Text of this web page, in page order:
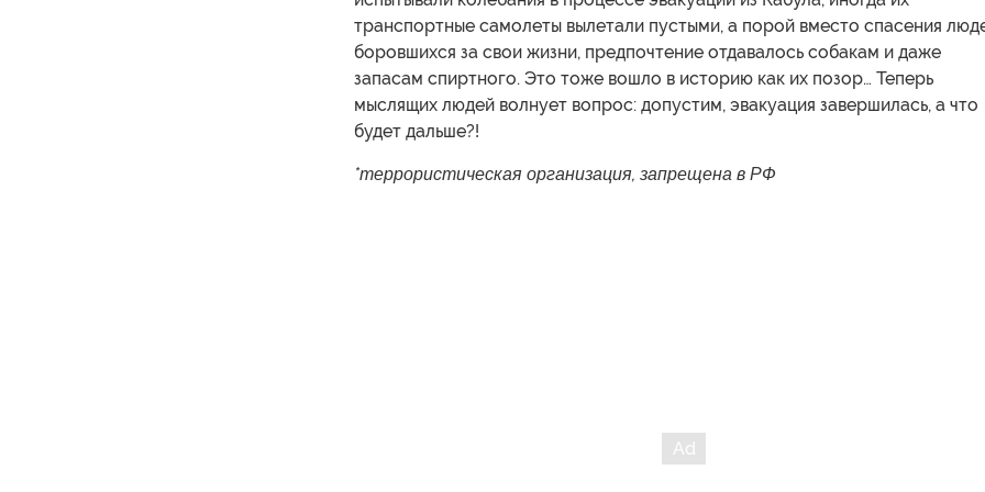
транспортные самолеты вылетали пустыми, а порой вместо спасения
боровшихся за свои жизни, предпочтение отдавалось собакам и даже
запасам спиртного. Это тоже вошло в историю как их позор… Теперь
мыслящих людей волнует вопрос: допустим, эвакуация завершилась, а что
будет дальше?!
*террористическая организация, запрещена в РФ